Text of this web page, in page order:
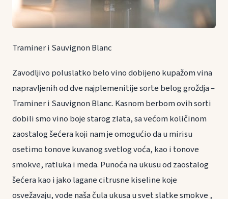
Traminer i Sauvignon Blanc
Zavodljivo poluslatko belo vino dobijeno kupažom vina
napravljenih od dve najplemenitije sorte belog groždja –
Traminer i Sauvignon Blanc. Kasnom berbom ovih sorti
dobili smo vino boje starog zlata, sa većom količinom
zaostalog šećera koji nam je omogućio da u mirisu
osetimo tonove kuvanog svetlog voća, kao i tonove
smokve, ratluka i meda. Punoća na ukusu od zaostalog
šećera kao i jako lagane citrusne kiseline koje
osvežavaju, vode naša čula ukusa u svet slatke smokve ,